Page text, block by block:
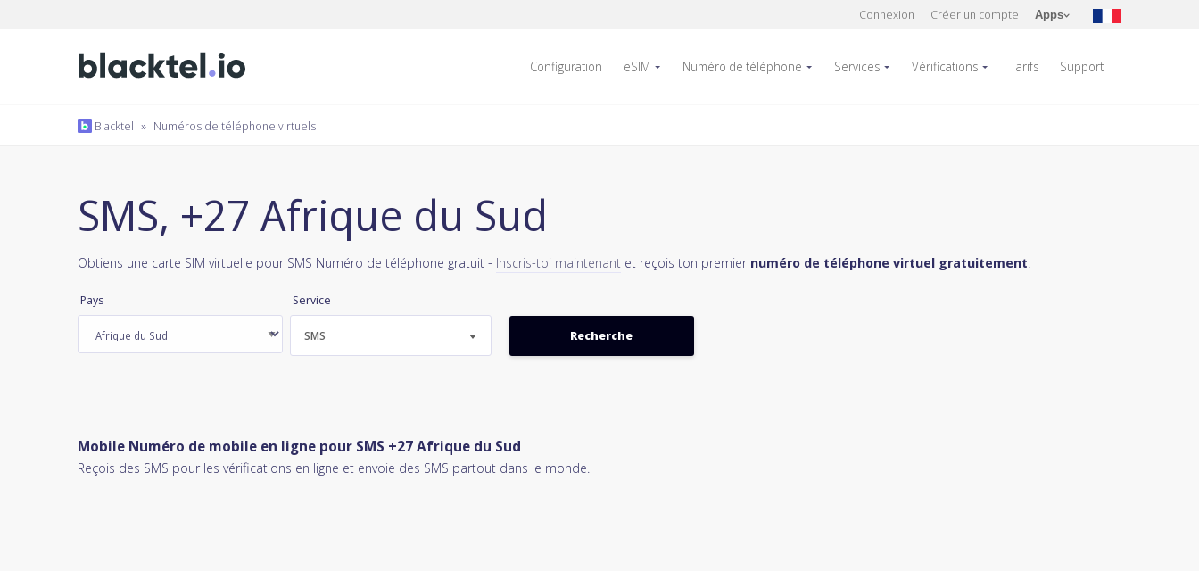
Connexion Créer un compte Apps
Configuration eSIM Numéro de téléphone Services Vérifications Tarifs Support
Blacktel » Numéros de téléphone virtuels
SMS, +27 Afrique du Sud
Obtiens une carte SIM virtuelle pour SMS Numéro de téléphone gratuit - Inscris-toi maintenant et reçois ton premier numéro de téléphone virtuel gratuitement.
Pays Service
SMS
Mobile Numéro de mobile en ligne pour SMS +27 Afrique du Sud
Reçois des SMS pour les vérifications en ligne et envoie des SMS partout dans le monde.